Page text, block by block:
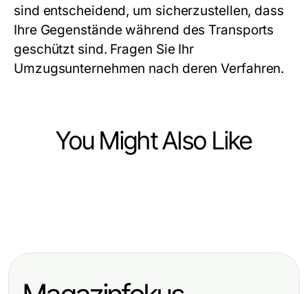
sind entscheidend, um sicherzustellen, dass
Ihre Gegenstände während des Transports
geschützt sind. Fragen Sie Ihr
Umzugsunternehmen nach deren Verfahren.
You Might Also Like
Gelsenkirchen Schritt für Schritt
Hinter den Kulissen der Oktoberfest